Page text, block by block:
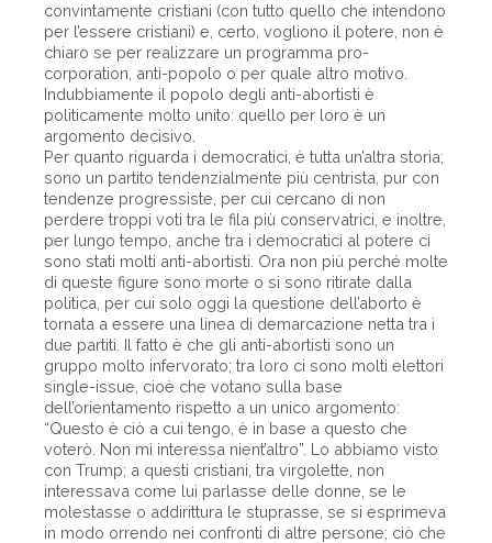
convintamente cristiani (con tutto quello che intendono
per l’essere cristiani) e, certo, vogliono il potere, non è
chiaro se per realizzare un programma pro-
corporation, anti-popolo o per quale altro motivo.
Indubbiamente il popolo degli anti-abortisti è
politicamente molto unito: quello per loro è un
argomento decisivo.
Per quanto riguarda i democratici, è tutta un’altra storia;
sono un partito tendenzialmente più centrista, pur con
tendenze progressiste, per cui cercano di non
perdere troppi voti tra le fila più conservatrici, e inoltre,
per lungo tempo, anche tra i democratici al potere ci
sono stati molti anti-abortisti. Ora non più perché molte
di queste figure sono morte o si sono ritirate dalla
politica, per cui solo oggi la questione dell’aborto è
tornata a essere una linea di demarcazione netta tra i
due partiti. Il fatto è che gli anti-abortisti sono un
gruppo molto infervorato; tra loro ci sono molti elettori
single-issue, cioè che votano sulla base
dell’orientamento rispetto a un unico argomento:
“Questo è ciò a cui tengo, è in base a questo che
voterò. Non mi interessa nient’altro”. Lo abbiamo visto
con Trump; a questi cristiani, tra virgolette, non
interessava come lui parlasse delle donne, se le
molestasse o addirittura le stuprasse, se si esprimeva
in modo orrendo nei confronti di altre persone; ciò che